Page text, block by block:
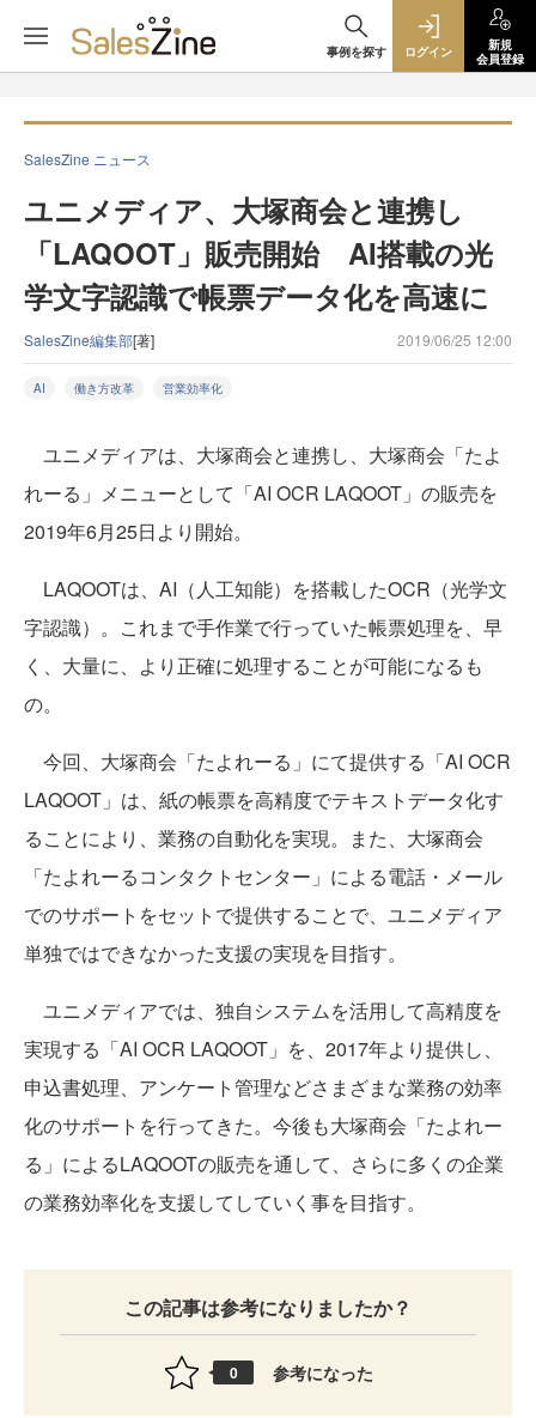
事例を探す ログイン
新規
会員登録
SalesZine ニュース
ユニメディア、大塚商会と連携し
「LAQOOT」販売開始 AI搭載の光
学文字認識で帳票データ化を高速に
SalesZine編集部[著] 2019/06/25 12:00
AI 働き方改革 営業効率化
ユニメディアは、大塚商会と連携し、大塚商会「たよ
れーる」メニューとして「AI OCR LAQOOT」の販売を
2019年6月25日より開始。
LAQOOTは、AI（人工知能）を搭載したOCR（光学文
字認識）。これまで手作業で行っていた帳票処理を、早
く、大量に、より正確に処理することが可能になるも
の。
今回、大塚商会「たよれーる」にて提供する「AI OCR
LAQOOT」は、紙の帳票を高精度でテキストデータ化す
ることにより、業務の自動化を実現。また、大塚商会
「たよれーるコンタクトセンター」による電話・メール
でのサポートをセットで提供することで、ユニメディア
単独ではできなかった支援の実現を目指す。
ユニメディアでは、独自システムを活用して高精度を
実現する「AI OCR LAQOOT」を、2017年より提供し、
申込書処理、アンケート管理などさまざまな業務の効率
化のサポートを行ってきた。今後も大塚商会「たよれー
る」によるLAQOOTの販売を通して、さらに多くの企業
の業務効率化を支援してしていく事を目指す。
この記事は参考になりましたか？
0 参考になった